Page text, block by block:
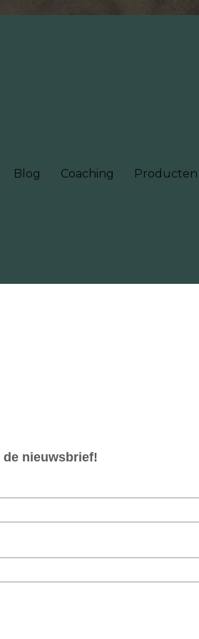
Blog Coaching Producten